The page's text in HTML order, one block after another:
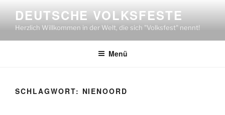
Inhalt
springen
DEUTSCHE VOLKSFESTE
Herzlich Willkommen in der Welt, die sich "Volksfest" nennt!
Menü
SCHLAGWORT: NIENOORD